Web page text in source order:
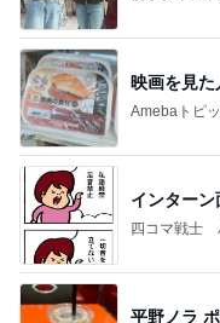
映画を見た
Amebaトピ
インターン
四コマ戦士
平野ノラ